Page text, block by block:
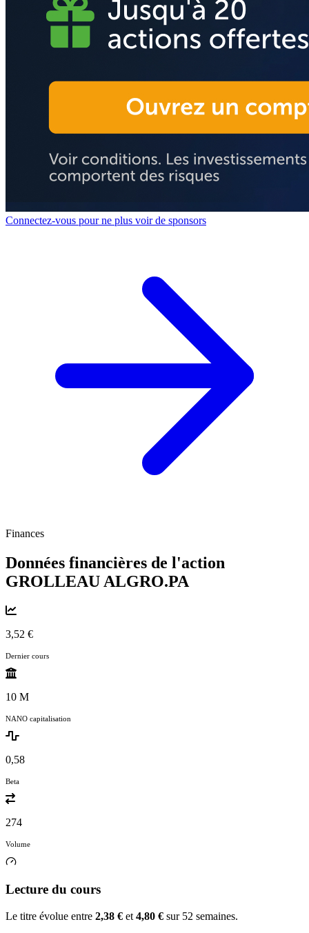
Connectez-vous pour ne plus voir de sponsors
Finances
Données financières de l'action
GROLLEAU ALGRO.PA
3,52 €
Dernier cours
10 M
NANO capitalisation
0,58
Beta
274
Volume
Lecture du cours
Le titre évolue entre 2,38 € et 4,80 € sur 52 semaines.